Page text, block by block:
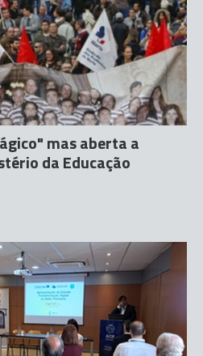
mas aberta a
da Educação